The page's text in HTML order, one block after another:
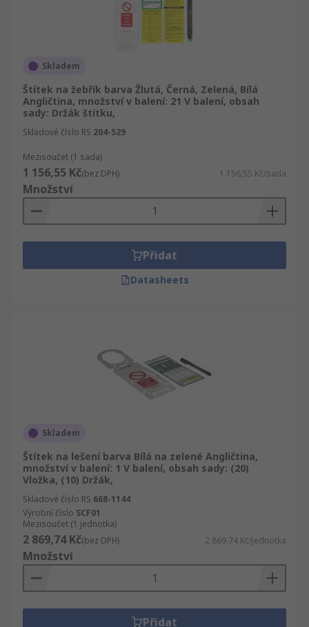
Skladem
Štítek na žebřík barva Žlutá, Černá, Zelená, Bílá
Angličtina, množství v balení: 21 V balení, obsah
sady: Držák štítku,
Skladové číslo RS 204-529
Mezisoučet (1 sada)
1 156,55 Kč(bez DPH) 1 156,55 Kč/sada
Množství
Přidat
Datasheets
Skladem
Štítek na lešení barva Bílá na zelené Angličtina,
množství v balení: 1 V balení, obsah sady: (20)
Vložka, (10) Držák,
Skladové číslo RS 668-1144
Výrobní číslo SCF01
Mezisoučet (1 jednotka)
2 869,74 Kč(bez DPH) 2 869,74 Kč/jednotka
Množství
Přidat